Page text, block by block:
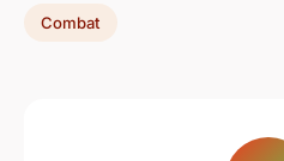
Combat